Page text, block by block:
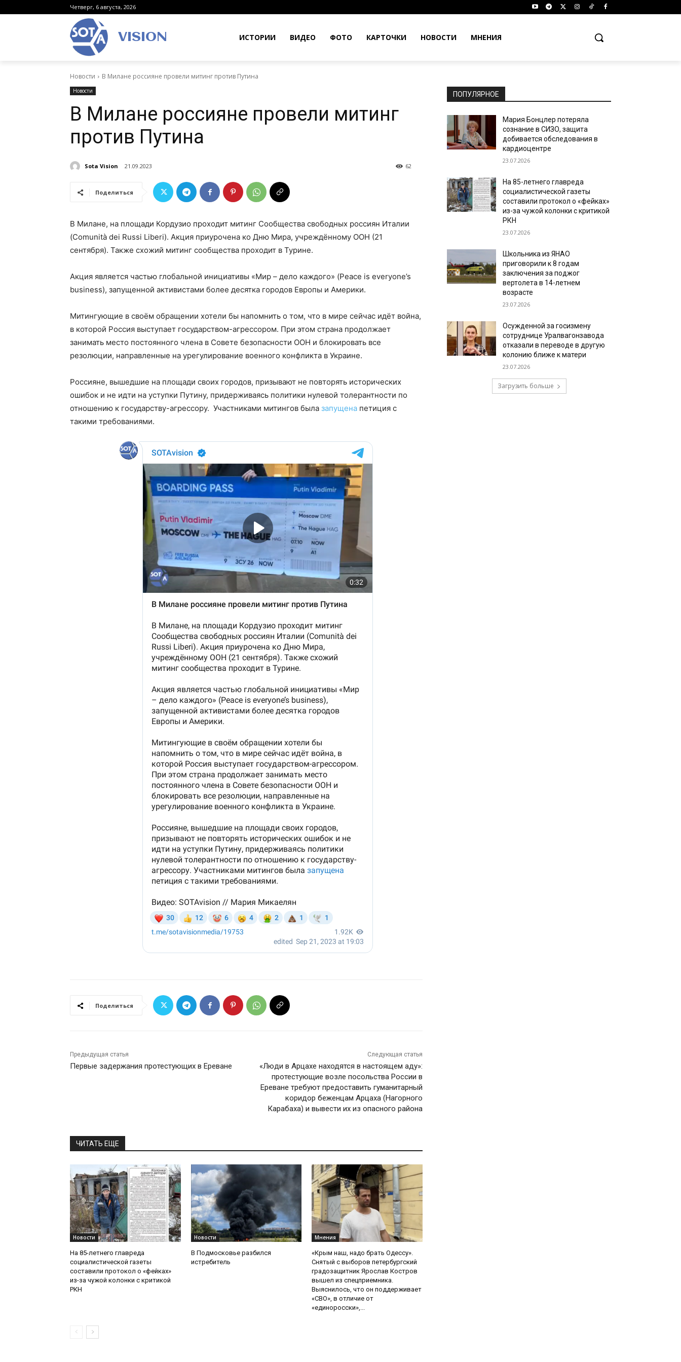
Четверг, 6 августа, 2026
VISION ИСТОРИИ ВИДЕО ФОТО КАРТОЧКИ НОВОСТИ МНЕНИЯ
Новости В Милане россияне провели митинг против Путина
Новости
В Милане россияне провели митинг
против Путина
Sota Vision 21.09.2023 62
Поделиться
В Милане, на площади Кордузио проходит митинг Сообщества свободных россиян Италии
(Comunità dei Russi Liberi). Акция приурочена ко Дню Мира, учреждённому ООН (21
сентября). Также схожий митинг сообщества проходит в Турине.
Акция является частью глобальной инициативы «Мир – дело каждого» (Peace is everyone’s
business), запущенной активистами более десятка городов Европы и Америки.
Митингующие в своём обращении хотели бы напомнить о том, что в мире сейчас идёт война,
в которой Россия выступает государством-агрессором. При этом страна продолжает
занимать место постоянного члена в Совете безопасности ООН и блокировать все
резолюции, направленные на урегулирование военного конфликта в Украине.
Россияне, вышедшие на площади своих городов, призывают не повторять исторических
ошибок и не идти на уступки Путину, придерживаясь политики нулевой толерантности по
отношению к государству-агрессору. Участниками митингов была запущена петиция c
такими требованиями.
Поделиться
Предыдущая статья
Первые задержания протестующих в Ереване
Следующая статья
«Люди в Арцахе находятся в настоящем аду»:
протестующие возле посольства России в
Ереване требуют предоставить гуманитарный
коридор беженцам Арцаха (Нагорного
Карабаха) и вывести их из опасного района
ЧИТАТЬ ЕЩЕ
Новости
На 85-летнего главреда
социалистической газеты
составили протокол о «фейках»
из-за чужой колонки с критикой
РКН
Новости
В Подмосковье разбился
истребитель
Мнения
«Крым наш, надо брать Одессу».
Снятый с выборов петербургский
градозащитник Ярослав Костров
вышел из спецприемника.
Выяснилось, что он поддерживает
«СВО», в отличие от
«единоросски»,...
ПОПУЛЯРНОЕ
Мария Бонцлер потеряла
сознание в СИЗО, защита
добивается обследования в
кардиоцентре
23.07.2026
На 85-летнего главреда
социалистической газеты
составили протокол о «фейках»
из-за чужой колонки с критикой
РКН
23.07.2026
Школьника из ЯНАО
приговорили к 8 годам
заключения за поджог
вертолета в 14-летнем
возрасте
23.07.2026
Осужденной за госизмену
сотруднице Уралвагонзавода
отказали в переводе в другую
колонию ближе к матери
23.07.2026
Загрузить больше